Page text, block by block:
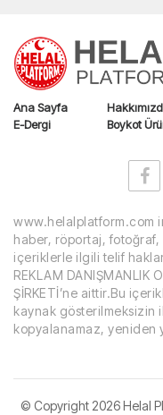
Ana Sayfa
E-Dergi
Boykot
www.helalplatform.com
haber, röportaj, fotoğraf,
içeriklerle ilgili telif
REKLAM DANIŞMANLIK
ŞİRKETİ’ne aittir.Bu
kaynak gösterilmeksizin
kopyalanamaz, yeniden
© Copyright2026 Helal